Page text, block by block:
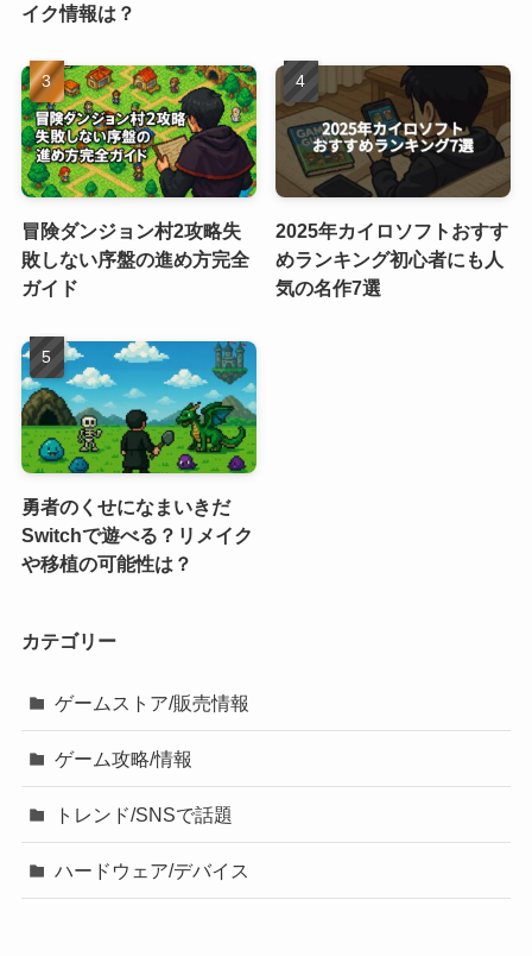
イク情報は？
冒険ダンジョン村2攻略失
敗しない序盤の進め方完全
ガイド
2025年カイロソフトおすす
めランキング初心者にも人
気の名作7選
勇者のくせになまいきだ
Switchで遊べる？リメイク
や移植の可能性は？
カテゴリー
ゲームストア/販売情報
ゲーム攻略/情報
トレンド/SNSで話題
ハードウェア/デバイス